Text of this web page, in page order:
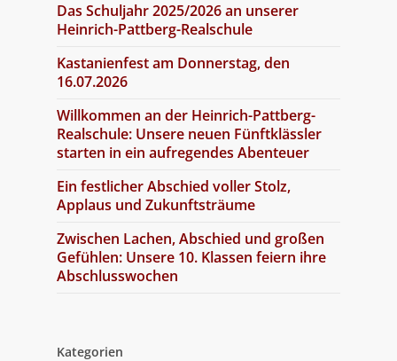
Das Schuljahr 2025/2026 an unserer
Heinrich-Pattberg-Realschule
Kastanienfest am Donnerstag, den
16.07.2026
Willkommen an der Heinrich-Pattberg-
Realschule: Unsere neuen Fünftklässler
starten in ein aufregendes Abenteuer
Ein festlicher Abschied voller Stolz,
Applaus und Zukunftsträume
Zwischen Lachen, Abschied und großen
Gefühlen: Unsere 10. Klassen feiern ihre
Abschlusswochen
Kategorien